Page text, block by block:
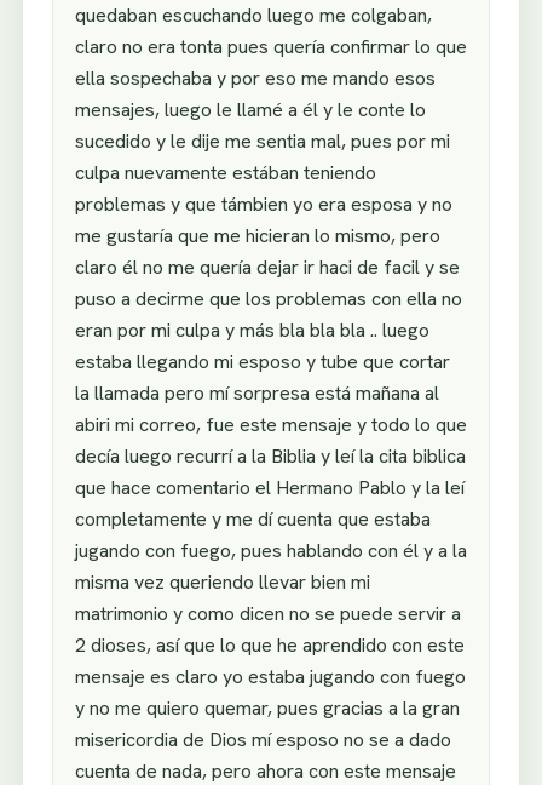
quedaban escuchando luego me colgaban,
claro no era tonta pues quería confirmar lo que
ella sospechaba y por eso me mando esos
mensajes, luego le llamé a él y le conte lo
sucedido y le dije me sentia mal, pues por mi
culpa nuevamente estában teniendo
problemas y que támbien yo era esposa y no
me gustaría que me hicieran lo mismo, pero
claro él no me quería dejar ir haci de facil y se
puso a decirme que los problemas con ella no
eran por mi culpa y más bla bla bla .. luego
estaba llegando mi esposo y tube que cortar
la llamada pero mí sorpresa está mañana al
abiri mi correo, fue este mensaje y todo lo que
decía luego recurrí a la Biblia y leí la cita biblica
que hace comentario el Hermano Pablo y la leí
completamente y me dí cuenta que estaba
jugando con fuego, pues hablando con él y a la
misma vez queriendo llevar bien mi
matrimonio y como dicen no se puede servir a
2 dioses, así que lo que he aprendido con este
mensaje es claro yo estaba jugando con fuego
y no me quiero quemar, pues gracias a la gran
misericordia de Dios mí esposo no se a dado
cuenta de nada, pero ahora con este mensaje